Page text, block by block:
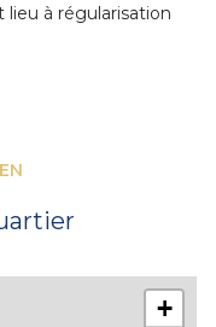
lieu à régularisation
+